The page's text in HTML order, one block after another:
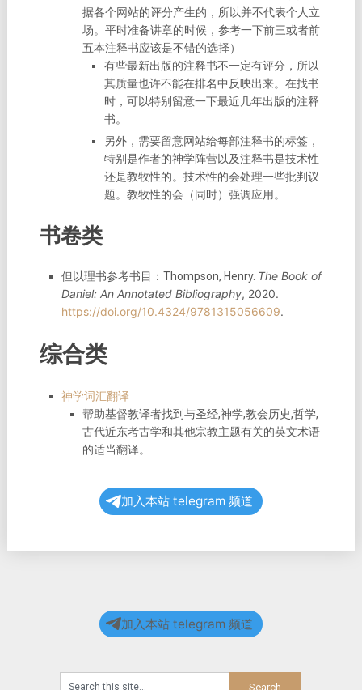
据各个网站的评分产生的，所以并不代表个人立
场。平时准备讲章的时候，参考一下前三或者前
五本注释书应该是不错的选择）
有些最新出版的注释书不一定有评分，所以
其质量也许不能在排名中反映出来。在找书
时，可以特别留意一下最近几年出版的注释
书。
另外，需要留意网站给每部注释书的标签，
特别是作者的神学阵营以及注释书是技术性
还是教牧性的。技术性的会处理一些批判议
题。教牧性的会（同时）强调应用。
书卷类
但以理书参考书目：Thompson, Henry. The Book of
Daniel: An Annotated Bibliography, 2020.
https://doi.org/10.4324/9781315056609.
综合类
神学词汇翻译
帮助基督教译者找到与圣经,神学,教会历史,哲学,
古代近东考古学和其他宗教主题有关的英文术语
的适当翻译。
加入本站 telegram 频道
加入本站 telegram 频道